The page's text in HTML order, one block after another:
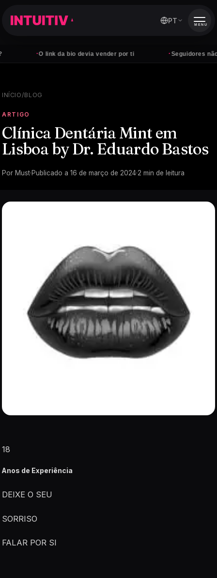
O link da bio devia vender por ti Seguidores não
PT MENU
INÍCIO/BLOG
ARTIGO
Clínica Dentária Mint em
Lisboa by Dr. Eduardo Bastos
Por Must·Publicado a 16 de março de 2024·2 min de leitura
18
Anos de Experiência
DEIXE O SEU
SORRISO
FALAR POR SI